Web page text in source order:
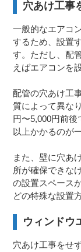
穴あけ工事
一般的なエアコ
するため、設置
す。ただし、配
えばエアコンを
配管の穴あけ工
質によって異な
円〜5,000円前
以上かかるのが
また、壁に穴あ
所が確保できな
の設置スペース
どの特殊な設置
ウィンドウ
穴あけ工事をせ